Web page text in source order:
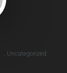
, Uncategorized